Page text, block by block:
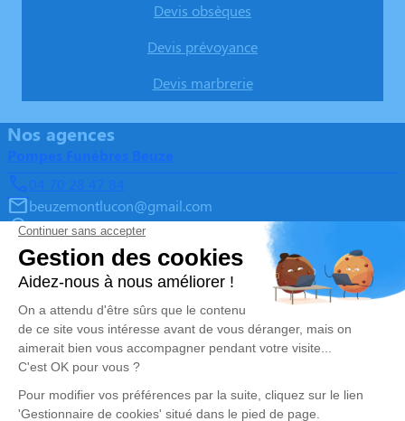
Devis obsèques
Devis prévoyance
Devis marbrerie
Nos agences
Pompes Funèbres Beuze
04 70 28 47 84
beuzemontlucon@gmail.com
19 Avenue Pierre Villon - 03100 - Montluçon
5/5 - 318 avis
Pompes Funèbres Beuze
02 48 56 18 18
beuzefuneraire@gmail.com
44 Route de Chateaumeillant - 18270 - Culan
5/5 - 25 avis
Pompes Funèbres Beuze